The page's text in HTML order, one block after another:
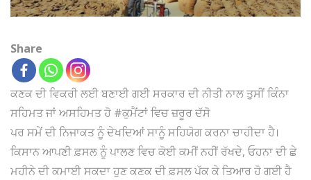
Share
ਕਣਕ ਦੀ ਵਿਕਰੀ ਲਈ ਬਣਾਈ ਗਈ ਸਰਕਾਰ ਦੀ ਨੀਤੀ ਨਾਲ ਤੁਸੀਂ ਕਿੰਨਾ
ਸਹਿਮਤ ਜਾਂ ਅਸਹਿਮਤ ਹੋ #ਕੁਮੈਂਟਾਂ ਵਿਚ ਜ਼ਰੂਰ ਦੱਸੋ
ਪਰ ਸਮੇਂ ਦੀ ਨਿਜਾਕਤ ਨੂੰ ਦੇਖਦਿਆਂ ਸਾਨੂੰ ਸਹਿਯੋਗ ਕਰਨਾ ਚਾਹੀਦਾ ਹੈ।
ਕਿਸਾਨ ਆਪਣੀ ਫ਼ਸਲ ਨੂੰ ਪਾਲਣ ਵਿਚ ਕੋਈ ਕਮੀਂ ਨਹੀਂ ਰੱਖਦੇ, ਓਹਨਾ ਦੀ ਛੇ
ਮਹੀਨੇ ਦੀ ਕਮਾਈ ਸਕਦਾ ਹੁਣ ਕਣਕ ਦੀ ਫ਼ਸਲ ਪੱਕ ਕੇ ਤਿਆਰ ਹੋ ਗਈ ਹੈ